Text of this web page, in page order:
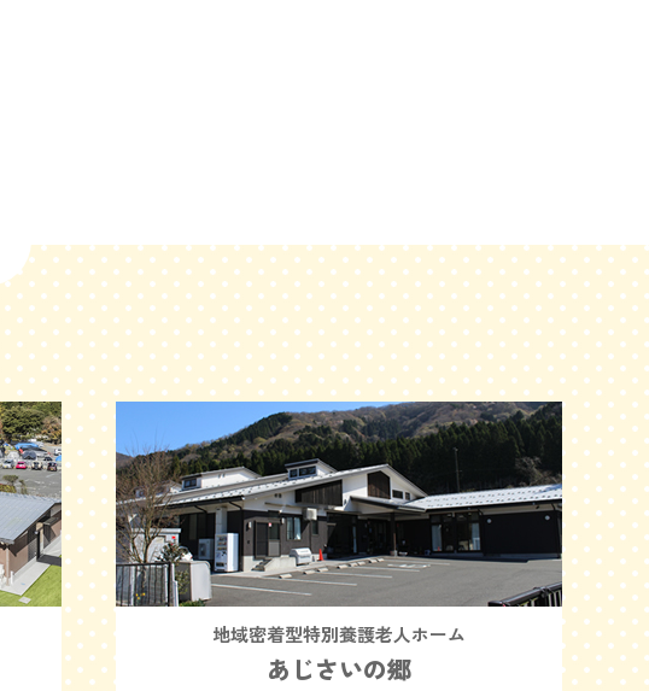
地域密着型特別養護老人ホーム
あじさいの郷